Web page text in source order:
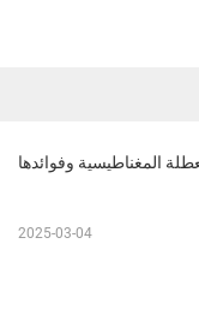
المغناطيسية وفوائدها
2025-03-04